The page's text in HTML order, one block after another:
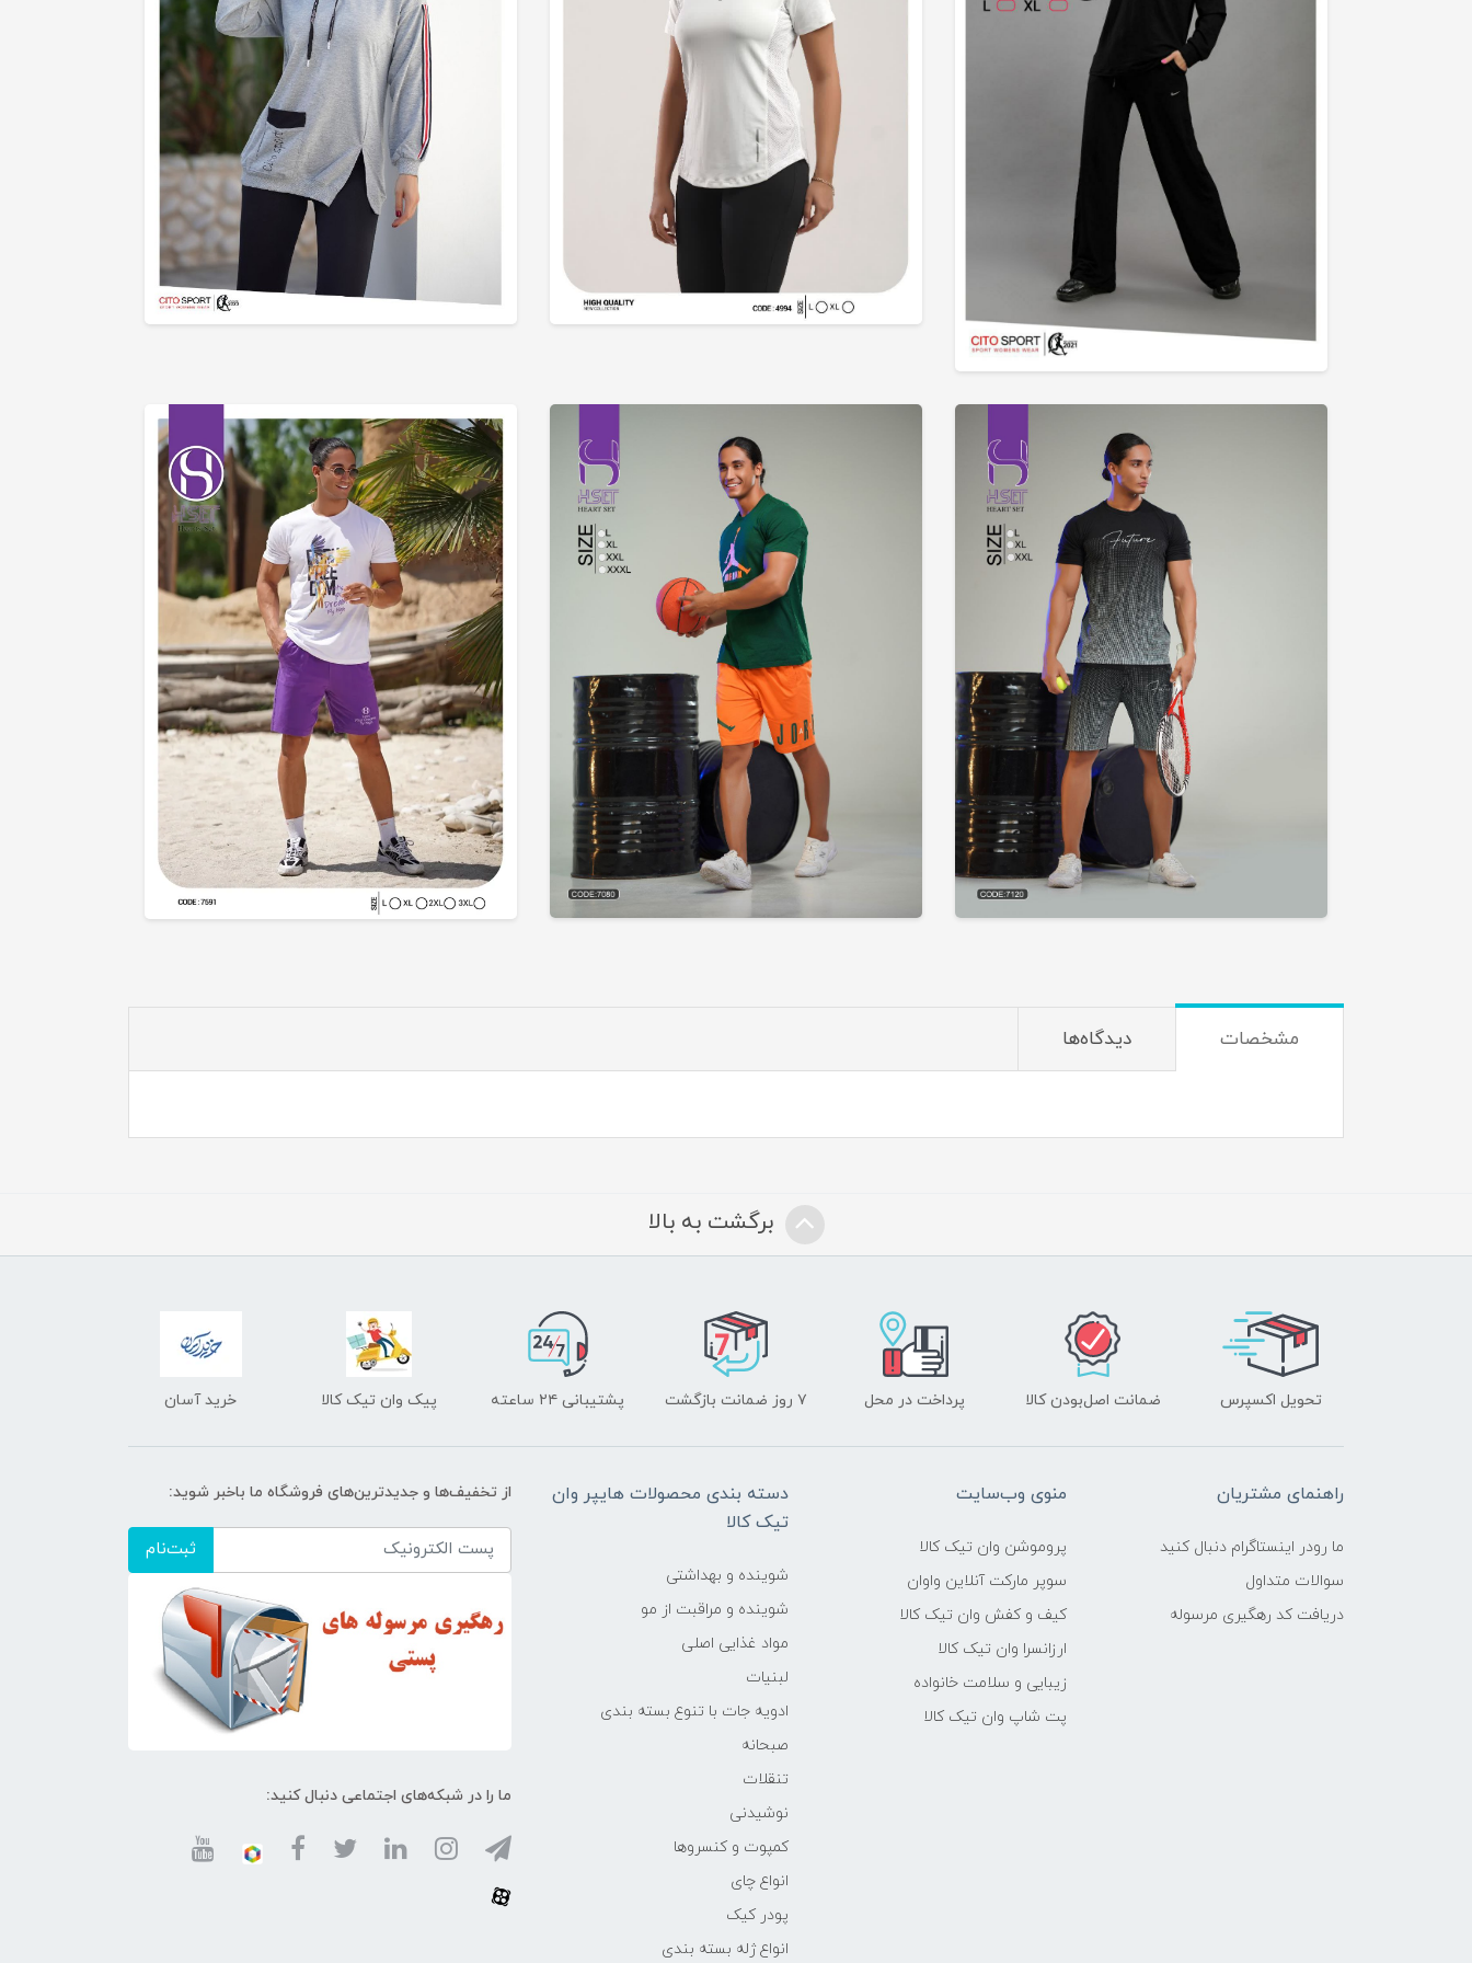
مشخصات دیدگاه‌ها
برگشت به بالا
تحویل اکسپرس ضمانت اصل‌بودن کالا پرداخت در محل ۷ روز ضمانت بازگشت پشتیبانی ۲۴ ساعته پیک وان تیک کالا خرید آسان
راهنمای مشتریان
ما رودر اینستاگرام دنبال کنید
سوالات متداول
دریافت کد رهگیری مرسوله
منوی وب‌سایت
پروموشن وان تیک کالا
سوپر مارکت آنلاین واوان
کیف و کفش وان تیک کالا
ارزانسرا وان تیک کالا
زیبایی و سلامت خانواده
پت شاپ وان تیک کالا
دسته بندی محصولات هایپر وان
تیک کالا
شوینده و بهداشتی
شوینده و مراقبت از مو
مواد غذایی اصلی
لبنیات
ادویه جات با تنوع بسته بندی
صبحانه
تنقلات
نوشیدنی
کمپوت و کنسروها
انواع چای
پودر کیک
انواع ژله بسته بندی
از تخفیف‌ها و جدیدترین‌های فروشگاه ما باخبر شوید:
ثبت‌نام
ما را در شبکه‌های اجتماعی دنبال کنید: